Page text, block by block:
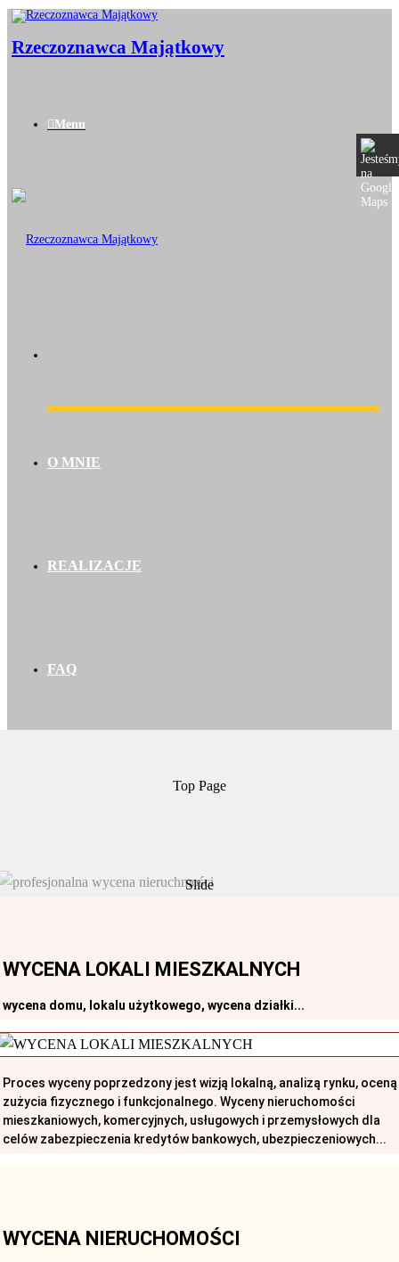
Rzeczoznawca Majątkowy
Menu
O MNIE
REALIZACJE
FAQ
Top Page
Slide
WYCENA LOKALI MIESZKALNYCH
wycena domu, lokalu użytkowego, wycena działki...
Proces wyceny poprzedzony jest wizją lokalną, analizą rynku, oceną
zużycia fizycznego i funkcjonalnego. Wyceny nieruchomości
mieszkaniowych, komercyjnych, usługowych i przemysłowych dla
celów zabezpieczenia kredytów bankowych, ubezpieczeniowych...
WYCENA NIERUCHOMOŚCI